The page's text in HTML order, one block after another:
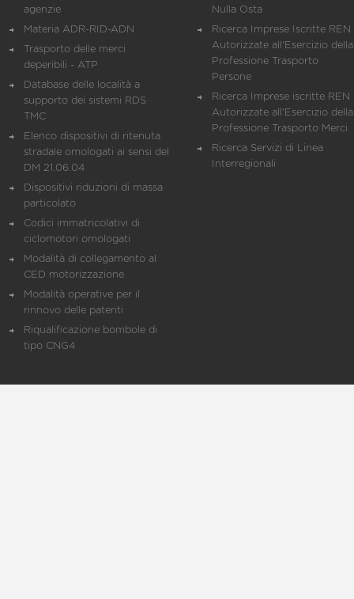
agenzie
Materia ADR-RID-ADN
Trasporto delle merci
deperibili - ATP
Database delle località a
supporto dei sistemi RDS
TMC
Elenco dispositivi di ritenuta
stradale omologati ai sensi del
DM 21.06.04
Dispositivi riduzioni di massa
particolato
Codici immatricolativi di
ciclomotori omologati
Modalità di collegamento al
CED motorizzazione
Modalità operative per il
rinnovo delle patenti
Riqualificazione bombole di
tipo CNG4
Nulla Osta
Ricerca Imprese Iscritte REN
Autorizzate all'Esercizio della
Professione Trasporto
Persone
Ricerca Imprese iscritte REN
Autorizzate all'Esercizio della
Professione Trasporto Merci
Ricerca Servizi di Linea
Interregionali